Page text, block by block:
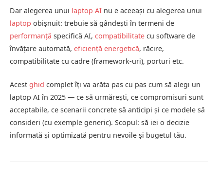
Dar alegerea unui laptop AI nu e aceeași cu alegerea unui
laptop obișnuit: trebuie să gândești în termeni de
performanță specifică AI, compatibilitate cu software de
învățare automată, eficiență energetică, răcire,
compatibilitate cu cadre (framework-uri), porturi etc.
Acest ghid complet îți va arăta pas cu pas cum să alegi un
laptop AI în 2025 — ce să urmărești, ce compromisuri sunt
acceptabile, ce scenarii concrete să anticipi și ce modele să
consideri (cu exemple generic). Scopul: să iei o decizie
informată și optimizată pentru nevoile și bugetul tău.